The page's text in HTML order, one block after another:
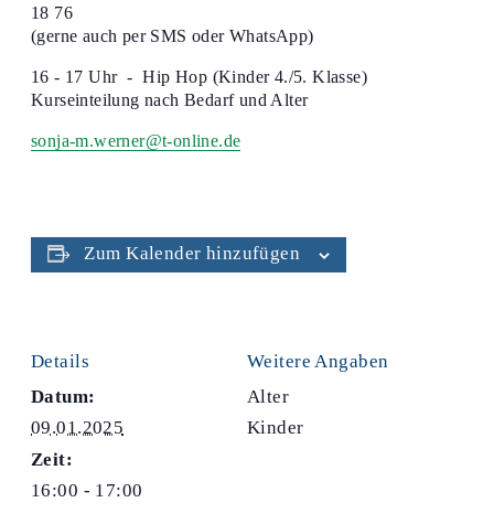
18 76
(gerne auch per SMS oder WhatsApp)
16 - 17 Uhr - Hip Hop (Kinder 4./5. Klasse)
Kurseinteilung nach Bedarf und Alter
sonja-m.werner@t-online.de
Zum Kalender hinzufügen
Details
Datum:
09.01.2025
Zeit:
16:00 - 17:00
Weitere Angaben
Alter
Kinder